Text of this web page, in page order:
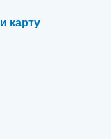
карту